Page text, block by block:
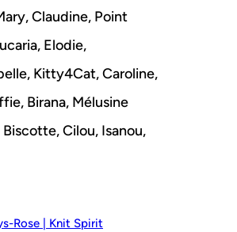
Claudine, Point
Elodie,
Kitty4Cat, Caroline,
Birana, Mélusine
Cilou, Isanou,
Rose | Knit Spirit